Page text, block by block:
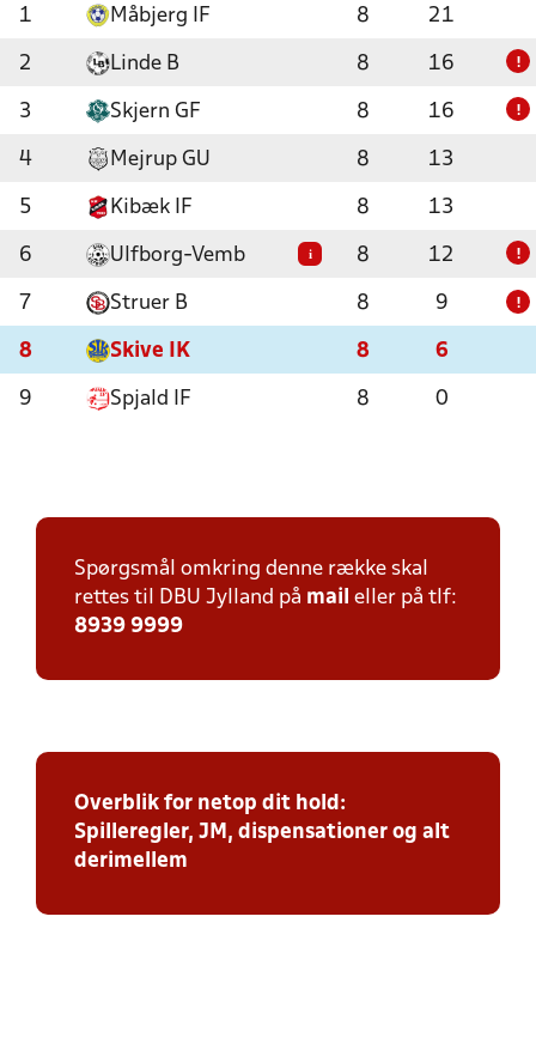
1 Måbjerg IF 8 21
2 Linde B 8 16 !
3 Skjern GF 8 16 !
4 Mejrup GU 8 13
5 Kibæk IF 8 13
6 Ulfborg-Vemb i 8 12 !
7 Struer B 8 9 !
8 Skive IK 8 6
9 Spjald IF 8 0
Spørgsmål omkring denne række skal
rettes til DBU Jylland på mail eller på tlf:
8939 9999
Overblik for netop dit hold:
Spilleregler, JM, dispensationer og alt
derimellem